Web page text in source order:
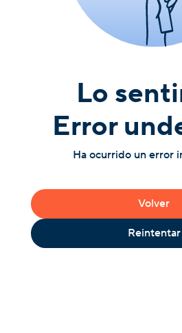
Lo
Error
Ha ocurrido un error
Volver
Reintentar